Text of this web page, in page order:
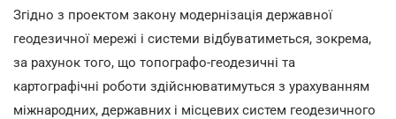
Згідно з проектом закону модернізація державної
геодезичної мережі і системи відбуватиметься, зокрема,
за рахунок того, що топографо-геодезичні та
картографічні роботи здійснюватимуться з урахуванням
міжнародних, державних і місцевих систем геодезичного